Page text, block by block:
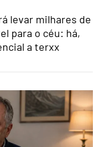
levar milhares de
para o céu: há,
a terxx